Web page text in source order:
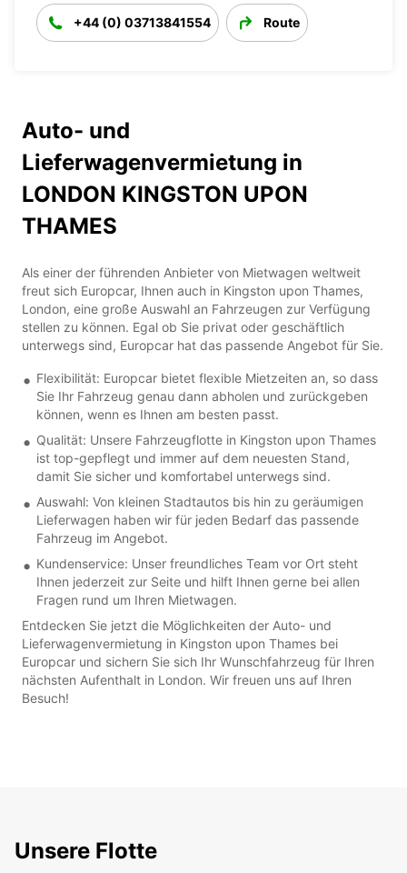
+44 (0) 03713841554 Route
Auto- und
Lieferwagenvermietung in
LONDON KINGSTON UPON
THAMES
Als einer der führenden Anbieter von Mietwagen weltweit
freut sich Europcar, Ihnen auch in Kingston upon Thames,
London, eine große Auswahl an Fahrzeugen zur Verfügung
stellen zu können. Egal ob Sie privat oder geschäftlich
unterwegs sind, Europcar hat das passende Angebot für Sie.
Flexibilität: Europcar bietet flexible Mietzeiten an, so dass
Sie Ihr Fahrzeug genau dann abholen und zurückgeben
können, wenn es Ihnen am besten passt.
Qualität: Unsere Fahrzeugflotte in Kingston upon Thames
ist top-gepflegt und immer auf dem neuesten Stand,
damit Sie sicher und komfortabel unterwegs sind.
Auswahl: Von kleinen Stadtautos bis hin zu geräumigen
Lieferwagen haben wir für jeden Bedarf das passende
Fahrzeug im Angebot.
Kundenservice: Unser freundliches Team vor Ort steht
Ihnen jederzeit zur Seite und hilft Ihnen gerne bei allen
Fragen rund um Ihren Mietwagen.
Entdecken Sie jetzt die Möglichkeiten der Auto- und
Lieferwagenvermietung in Kingston upon Thames bei
Europcar und sichern Sie sich Ihr Wunschfahrzeug für Ihren
nächsten Aufenthalt in London. Wir freuen uns auf Ihren
Besuch!
Unsere Flotte